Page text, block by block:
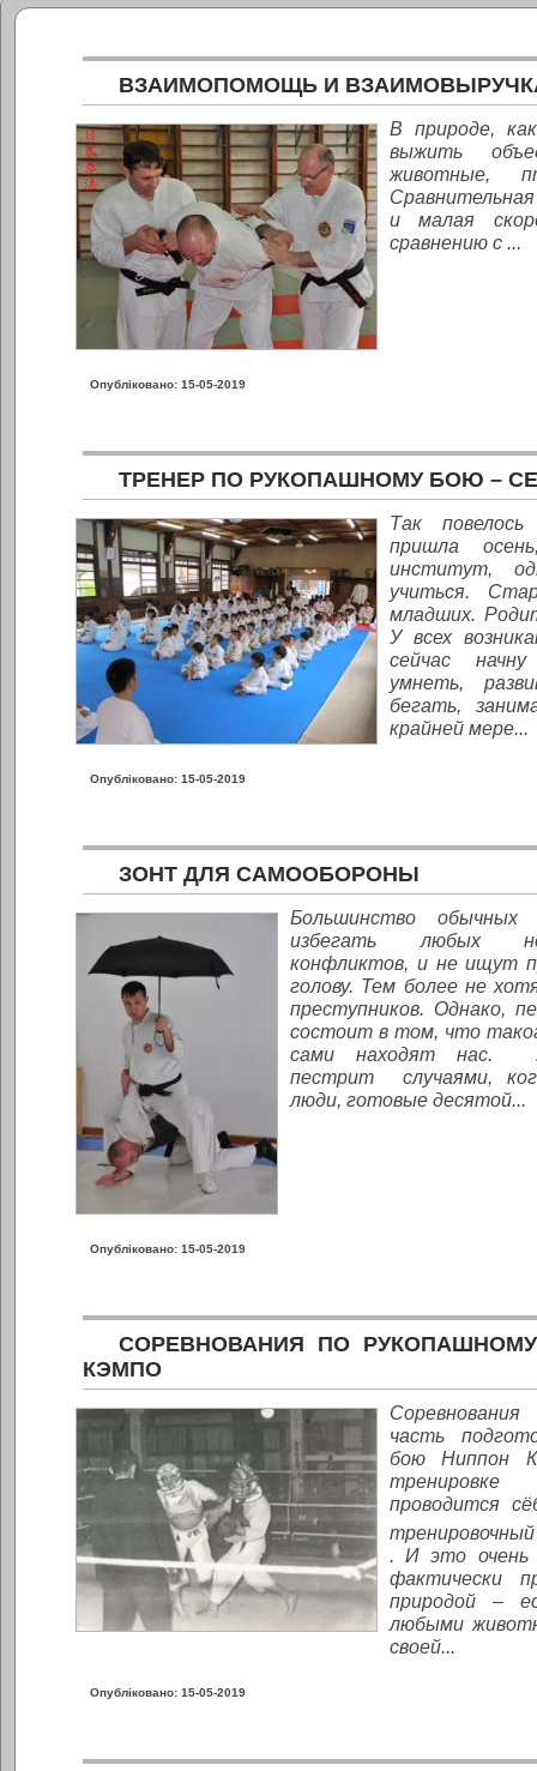
ВЗАИМОПОМОЩЬ И
В природе,
выжить
животные,
и малая
сравнению с ...
Опубліковано: 15-05-2019
ТРЕНЕР ПО РУКОПАШНОМУ БОЮ –
Так
пришла
институт,
учиться.
младших.
У всех
сейчас
умнеть,
бегать,
крайней мере...
Опубліковано: 15-05-2019
ЗОНТ ДЛЯ САМООБОРОНЫ
Большинство
избегать любых
конфликтов, и не ищут
голову. Тем более не
преступников. Однако,
состоит в том, что
сами находят нас.
пестрит случаями,
люди, готовые десятой...
Опубліковано: 15-05-2019
СОРЕВНОВАНИЯ ПО
КЭМПО
часть
бою Ниппон
проводится
тренировочный
. И это очень
фактически
природой –
любыми
своей...
Опубліковано: 15-05-2019